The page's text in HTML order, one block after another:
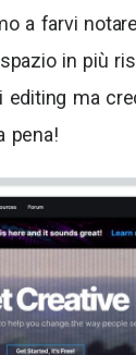
a farvi
in più
editing ma
pena!